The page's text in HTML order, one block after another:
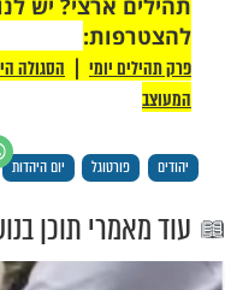
שמח מאוד
אחד ממייסדי
גם תלמיד, כותב
היום, לא רק שבית
יש גם מוזיאון
– כולם משמשים
אסור להפקיר את